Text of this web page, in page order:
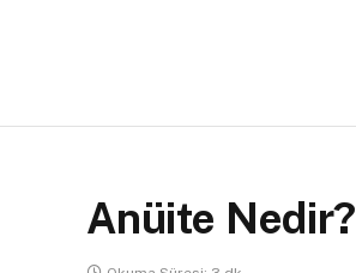
Anüite Nedir?